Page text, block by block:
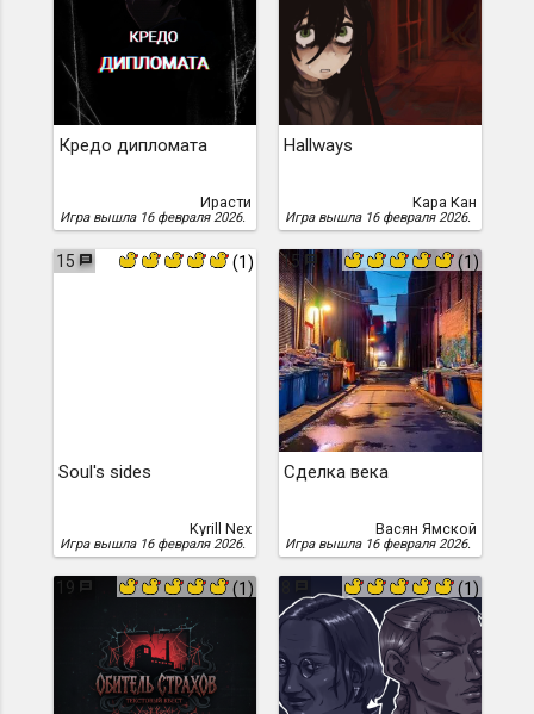
Кредо дипломата
Ирасти
Игра вышла 16 февраля 2026.
Hallways
Кара Кан
Игра вышла 16 февраля 2026.
15 (1)
Soul's sides
Kyrill Nex
Игра вышла 16 февраля 2026.
15 (1)
Сделка века
Васян Ямской
Игра вышла 16 февраля 2026.
19 (1) (1)